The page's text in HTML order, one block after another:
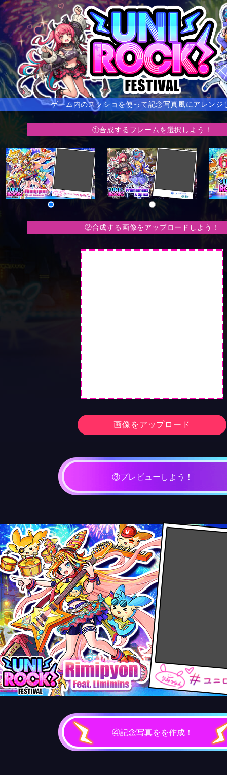
ゲーム内のスクショを使って記念写真風にアレンジ
①合成するフレームを選択しよう！
②合成する画像をアップロードしよう！
画像をアップロード
③プレビューしよう！
④記念写真をを作成！